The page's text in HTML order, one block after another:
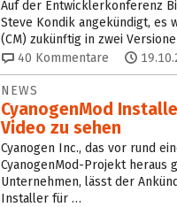
Auf der Entwicklerkonferenz
Steve Kondik angekündigt, es
(CM) zukünftig in zwei
40 Kommentare
NEWS
CyanogenMod
Video zu sehen
Cyanogen Inc., das vor rund
CyanogenMod-Projekt heraus
Unternehmen, lässt der
Installer für …